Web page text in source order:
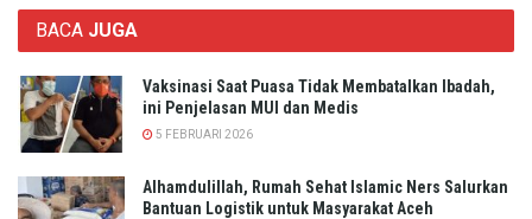
BACA JUGA
Vaksinasi Saat Puasa Tidak Membatalkan Ibadah,
ini Penjelasan MUI dan Medis
5 FEBRUARI 2026
Alhamdulillah, Rumah Sehat Islamic Ners Salurkan
Bantuan Logistik untuk Masyarakat Aceh